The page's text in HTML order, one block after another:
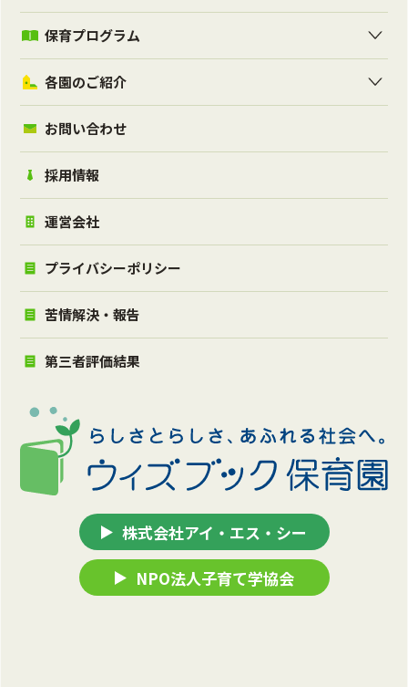
株式会社アイ・エス・シー
NPO法人子育て学協会
保育プログラム
各園のご紹介
お問い合わせ
採用情報
運営会社
プライバシーポリシー
苦情解決・報告
第三者評価結果